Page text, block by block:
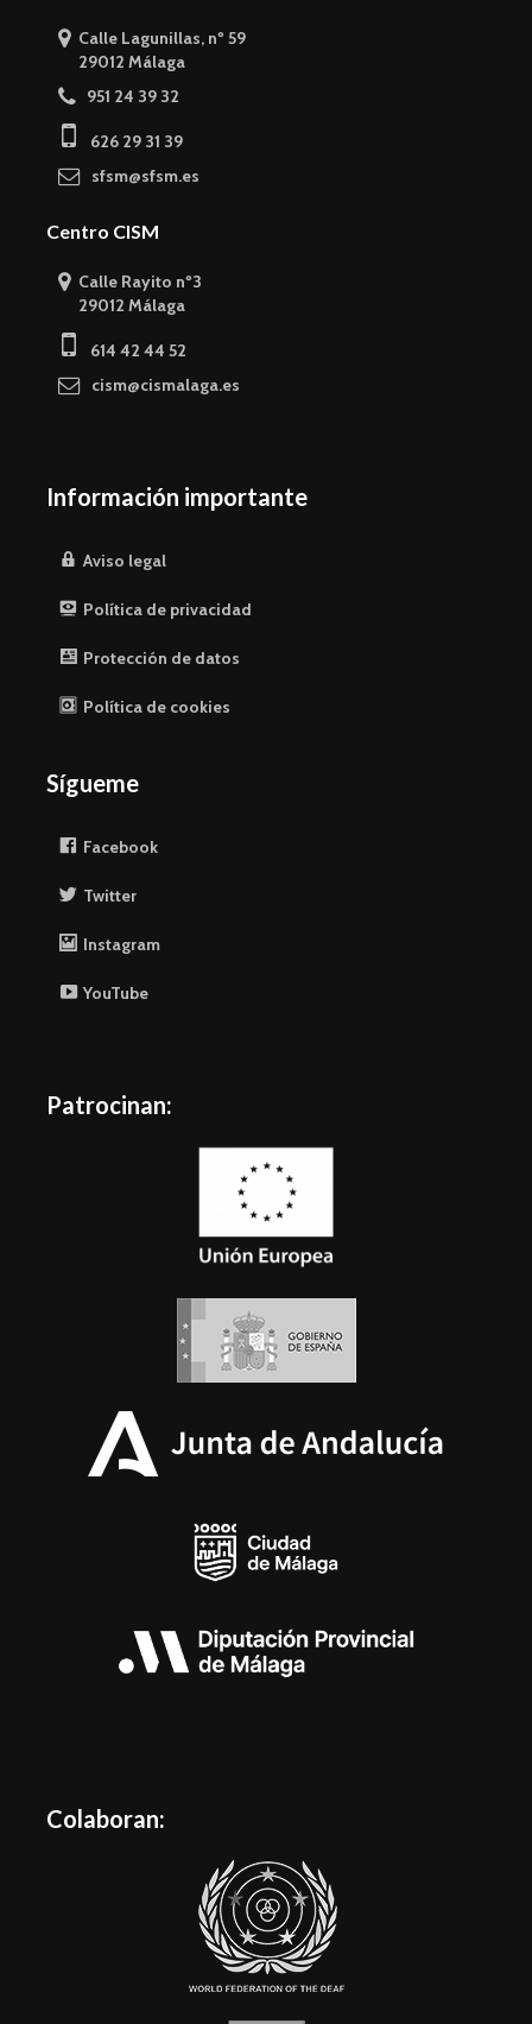
Calle Lagunillas, nº 59
29012 Málaga
951 24 39 32
626 29 31 39
sfsm@sfsm.es
Centro CISM
Calle Rayito nº3
29012 Málaga
614 42 44 52
cism@cismalaga.es
Información importante
Aviso legal
Política de privacidad
Protección de datos
Política de cookies
Sígueme
Facebook
Twitter
Instagram
YouTube
Patrocinan:
Colaboran: